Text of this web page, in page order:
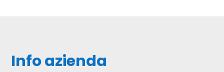
Info azienda